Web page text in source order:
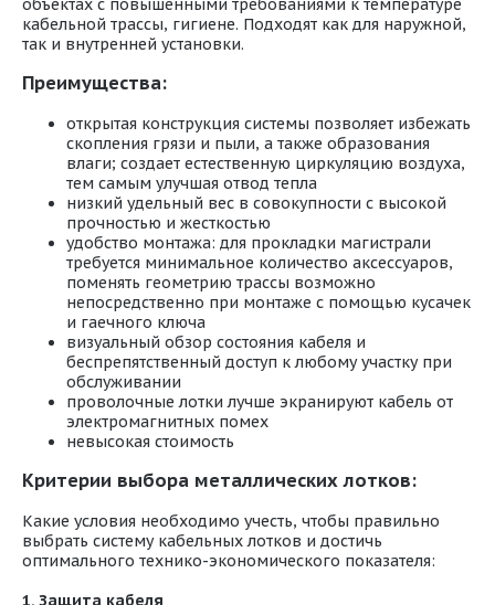
объектах с повышенными требованиями к температуре
кабельной трассы, гигиене. Подходят как для наружной,
так и внутренней установки.
Преимущества:
открытая конструкция системы позволяет избежать
скопления грязи и пыли, а также образования
влаги; создает естественную циркуляцию воздуха,
тем самым улучшая отвод тепла
низкий удельный вес в совокупности с высокой
прочностью и жесткостью
удобство монтажа: для прокладки магистрали
требуется минимальное количество аксессуаров,
поменять геометрию трассы возможно
непосредственно при монтаже с помощью кусачек
и гаечного ключа
визуальный обзор состояния кабеля и
беспрепятственный доступ к любому участку при
обслуживании
проволочные лотки лучше экранируют кабель от
электромагнитных помех
невысокая стоимость
Критерии выбора металлических лотков:
Какие условия необходимо учесть, чтобы правильно
выбрать систему кабельных лотков и достичь
оптимального технико-экономического показателя:
1. Защита кабеля